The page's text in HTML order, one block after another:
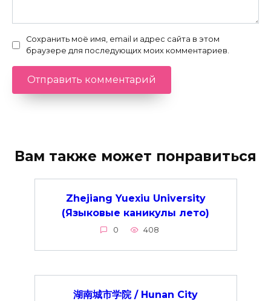
Сохранить моё имя, email и адрес сайта в этом
браузере для последующих моих комментариев.
Вам также может понравиться
Zhejiang Yuexiu University
(Языковые каникулы лето)
0 408
湖南城市学院 / Hunan City